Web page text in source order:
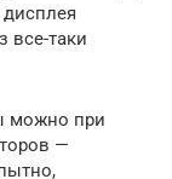
все-таки
можно при
—